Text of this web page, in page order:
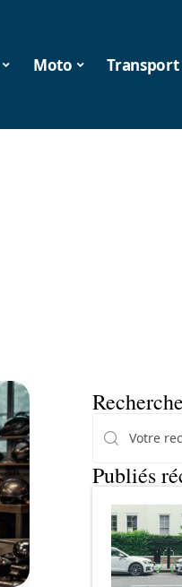
Moto Transport
Recherche
Publiés